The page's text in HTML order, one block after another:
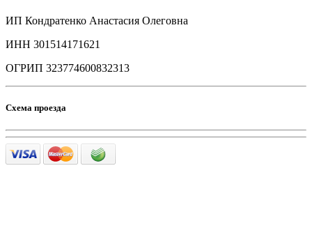
ИП Кондратенко Анастасия Олеговна
ИНН 301514171621
ОГРИП 323774600832313
Схема проезда